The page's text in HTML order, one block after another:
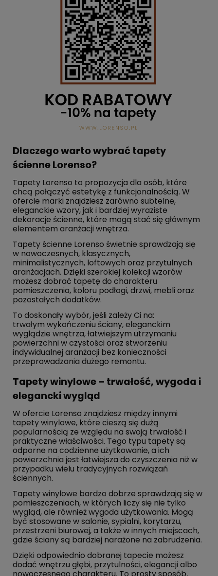
Dlaczego warto wybrać tapety
ścienne Lorenso?
Tapety Lorenso to propozycja dla osób, które
chcą połączyć estetykę z funkcjonalnością. W
ofercie marki znajdziesz zarówno subtelne,
eleganckie wzory, jak i bardziej wyraziste
dekoracje ścienne, które mogą stać się głównym
elementem aranżacji wnętrza.
Tapety ścienne Lorenso świetnie sprawdzają się
w nowoczesnych, klasycznych,
minimalistycznych, loftowych oraz przytulnych
aranżacjach. Dzięki szerokiej kolekcji wzorów
możesz dobrać tapetę do charakteru
pomieszczenia, koloru podłogi, drzwi, mebli oraz
pozostałych dodatków.
To doskonały wybór, jeśli zależy Ci na:
trwałym wykończeniu ściany, eleganckim
wyglądzie wnętrza, łatwiejszym utrzymaniu
powierzchni w czystości oraz stworzeniu
indywidualnej aranżacji bez konieczności
przeprowadzania dużego remontu.
Tapety winylowe – trwałość, wygoda i
elegancki wygląd
W ofercie Lorenso znajdziesz między innymi
tapety winylowe, które cieszą się dużą
popularnością ze względu na swoją trwałość i
praktyczne właściwości. Tego typu tapety są
odporne na codzienne użytkowanie, a ich
powierzchnia jest łatwiejsza do czyszczenia niż w
przypadku wielu tradycyjnych rozwiązań
ściennych.
Tapety winylowe bardzo dobrze sprawdzają się w
pomieszczeniach, w których liczy się nie tylko
wygląd, ale również wygoda użytkowania. Mogą
być stosowane w salonie, sypialni, korytarzu,
przestrzeni biurowej, a także w innych miejscach,
gdzie ściany są bardziej narażone na zabrudzenia.
Dzięki odpowiednio dobranej tapecie możesz
dodać wnętrzu głębi, przytulności, elegancji albo